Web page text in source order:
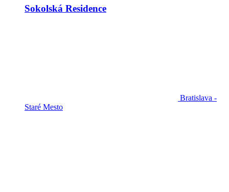
Sokolská Residence
Bratislava -
Staré Mesto